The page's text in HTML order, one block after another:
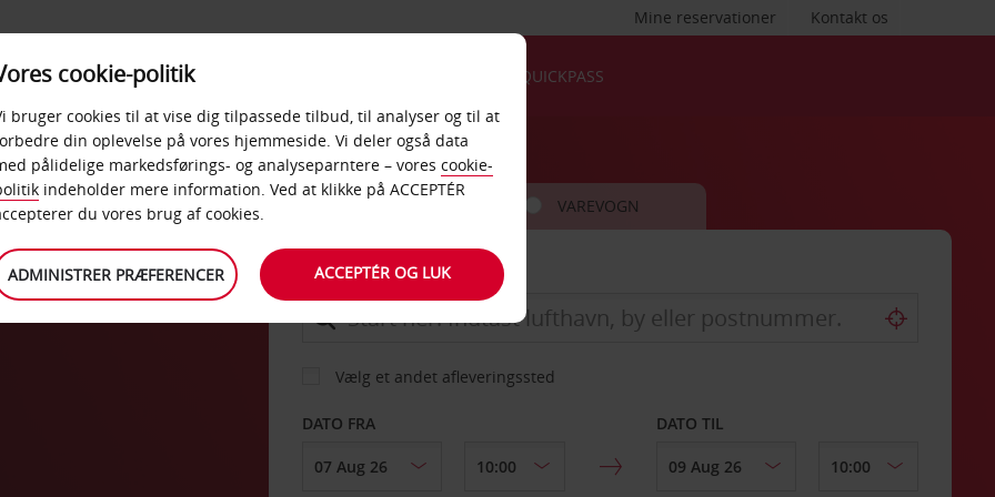
Kontakt os
Mine reservationer
PRODUKTER &
KONTORER
QUICKPASS
BIL VAREVOGN
AFHENT FRA
Vælg et andet afleveringssted
DATO FRA DATO TIL
cookie-politik
bruger cookies til at vise dig tilpassede tilbud, til analyser og til at
din oplevelse på vores hjemmeside. Vi deler også data
pålidelige markedsførings- og analyseparntere – vores cookie-
indeholder mere information. Ved at klikke på ACCEPTÉR
du vores brug af cookies.
ADMINISTRER PRÆFERENCER ACCEPTÉR OG LUK